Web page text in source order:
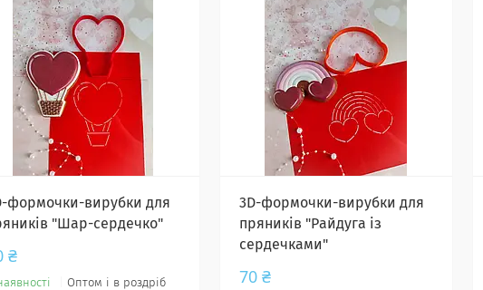
формочки-вирубки для
"Шар-сердечко"
₴
Оптом і в роздріб
3D-формочки-вирубки для
пряників "Райдуга із
сердечками"
70 ₴